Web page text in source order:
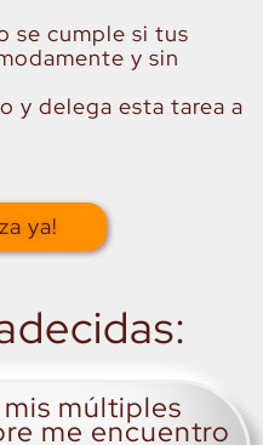
se cumple si tus
y sin
y delega esta tarea a
ya!
múltiples
me encuentro